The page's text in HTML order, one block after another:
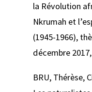
la Révolution
Nkrumah et
(1945-1966),
décembre
BRU, Thérèse,